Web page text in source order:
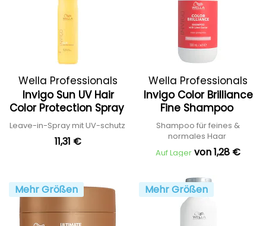
Wella Professionals
Invigo Sun UV Hair
Color Protection Spray
Leave-in-Spray mit UV-schutz
11,31 €
Wella Professionals
Invigo Color Brilliance
Fine Shampoo
Shampoo für feines &
normales Haar
Auf Lager von 1,28 €
Mehr Größen Mehr Größen